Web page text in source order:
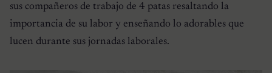
sus compañeros de trabajo de 4 patas resaltando la
importancia de su labor y enseñando lo adorables que
lucen durante sus jornadas laborales.